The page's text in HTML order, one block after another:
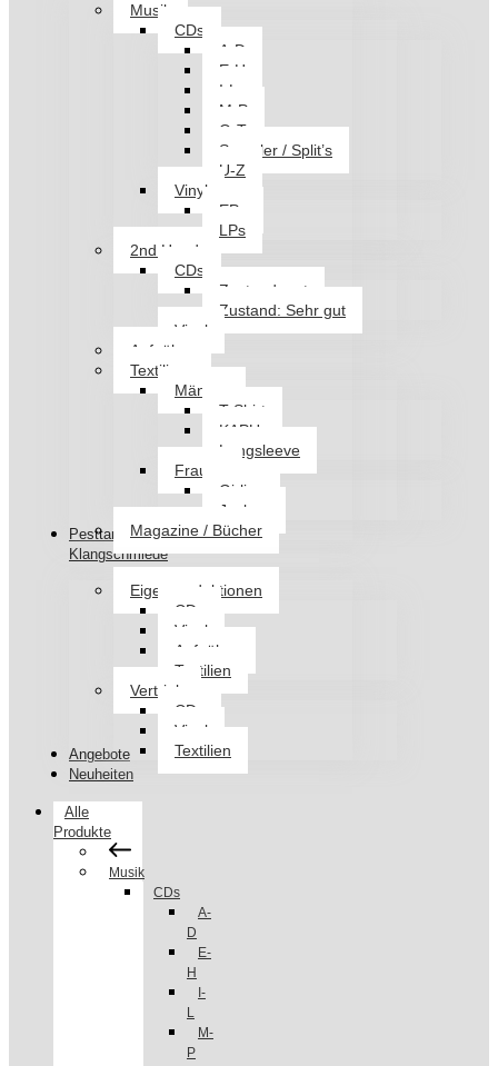
Musik
CDs
A-D
E-H
I-L
M-P
Q-T
Sampler / Split’s
U-Z
Vinyl
EPs
LPs
2nd Hand
CDs
Zustand: gut
Zustand: Sehr gut
Vinyl
Aufnäher
Textilien
Männer
T-Shirt
KAPU
Longsleeve
Frauen
Girlies
Jacken
Magazine / Bücher
Pesttanz
Klangschmiede
Eigenproduktionen
CDs
Vinyl
Aufnäher
Textilien
Vertrieb
CDs
Vinyl
Textilien
Angebote
Neuheiten
Alle
Produkte
Musik
CDs
A-
D
E-
H
I-
L
M-
P